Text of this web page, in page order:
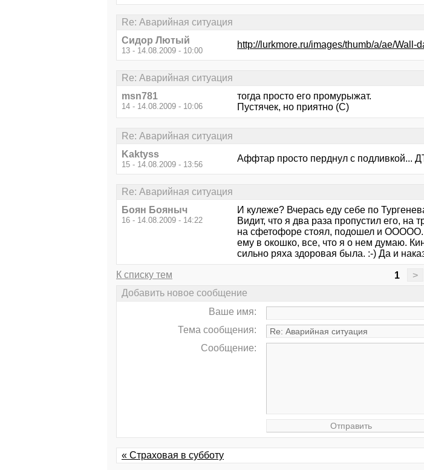
Re: Аварийная ситуация
Сидор Лютый
13 - 14.08.2009 - 10:00
http://lurkmore.ru/images/thumb/a/ae/
Re: Аварийная ситуация
msn781
14 - 14.08.2009 - 10:06
тогда просто его промурыжат.
Пустячек, но приятно (С)
Re: Аварийная ситуация
Kaktyss
15 - 14.08.2009 - 13:56
Аффтар просто перднул с подливкой...
Re: Аварийная ситуация
Боян Бояныч
16 - 14.08.2009 - 14:22
И кулеже? Вчерась еду себе по
Видит, что я два раза пропустил его,
на сфетофоре стоял, подошел и
ему в окошко, все, что я о нем думаю.
сильно ряха здоровая была. :-) Да и
К списку тем 1 >
Добавить новое сообщение
Ваше имя:
Тема сообщения:
Сообщение:
« Страховая в субботу